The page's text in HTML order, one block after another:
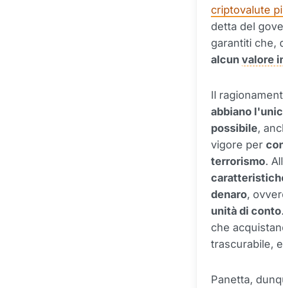
criptovalute
detta del
garantiti che,
alcun valore
Il
abbiano
possibile,
vigore per
terrorismo.
denaro,
unità di conto
che
trascurabile,
Panetta,